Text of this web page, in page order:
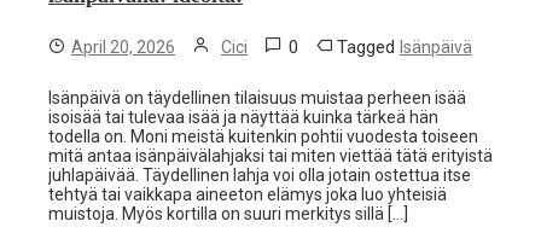
April 20, 2026 Cici 0 Tagged Isänpäivä
Isänpäivä on täydellinen tilaisuus muistaa perheen isää
isoisää tai tulevaa isää ja näyttää kuinka tärkeä hän
todella on. Moni meistä kuitenkin pohtii vuodesta toiseen
mitä antaa isänpäivälahjaksi tai miten viettää tätä erityistä
juhlapäivää. Täydellinen lahja voi olla jotain ostettua itse
tehtyä tai vaikkapa aineeton elämys joka luo yhteisiä
muistoja. Myös kortilla on suuri merkitys sillä […]